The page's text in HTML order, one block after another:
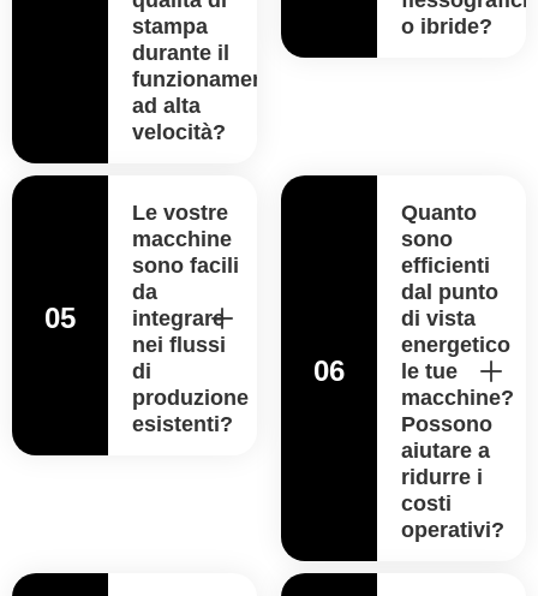
stampa
durante il
funzionamento
ad alta
velocità?
o ibride?
05
Le vostre
macchine
sono facili
da
integrare
nei flussi
di
produzione
esistenti?
06
Quanto
sono
efficienti
dal punto
di vista
energetico
le tue
macchine?
Possono
aiutare a
ridurre i
costi
operativi?